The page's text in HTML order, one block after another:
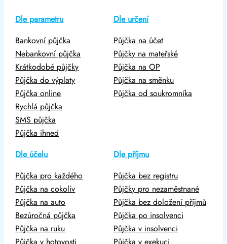
Dle parametru
Bankovní půjčka
Nebankovní půjčka
Krátkodobé půjčky
Půjčka do výplaty
Půjčka online
Rychlá půjčka
SMS půjčka
Půjčka ihned
Dle určení
Půjčka na účet
Půjčky na mateřské
Půjčka na OP
Půjčka na směnku
Půjčka od soukromníka
Dle účelu
Půjčka pro každého
Půjčka na cokoliv
Půjčka na auto
Bezúročná půjčka
Půjčka na ruku
Dle příjmu
Půjčka bez registru
Půjčky pro nezaměstnané
Půjčka bez doložení příjmů
Půjčka po insolvenci
Půjčka v insolvenci